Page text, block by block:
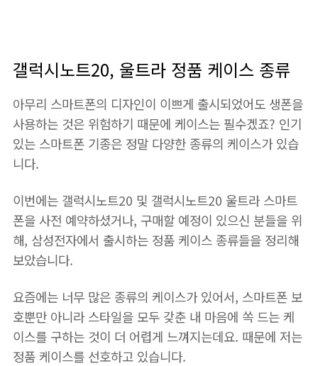
갤럭시노트20, 울트라 정품 케이스 종류
아무리 스마트폰의 디자인이 이쁘게 출시되었어도 생폰을
사용하는 것은 위험하기 때문에 케이스는 필수겠죠? 인기
있는 스마트폰 기종은 정말 다양한 종류의 케이스가 있습
니다.
이번에는 갤럭시노트20 및 갤럭시노트20 울트라 스마트
폰을 사전 예약하셨거나, 구매할 예정이 있으신 분들을 위
해, 삼성전자에서 출시하는 정품 케이스 종류들을 정리해
보았습니다.
요즘에는 너무 많은 종류의 케이스가 있어서, 스마트폰 보
호뿐만 아니라 스타일을 모두 갖춘 내 마음에 쏙 드는 케
이스를 구하는 것이 더 어렵게 느껴지는데요. 때문에 저는
정품 케이스를 선호하고 있습니다.